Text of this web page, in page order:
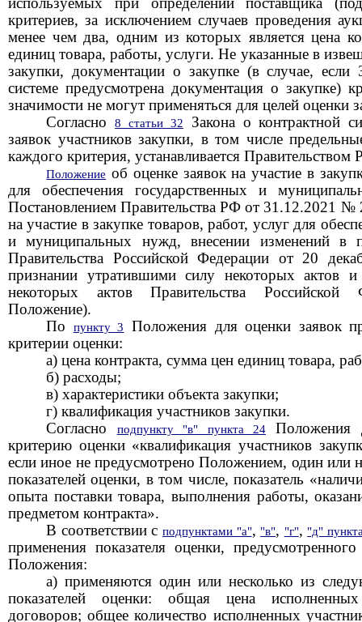
критериев, за исключением случаев проведения
менее чем два, одним из которых является цена
единиц товара, работы, услуги. Не указанные в
закупки, документации о закупке (в случае, если
системе предусмотрена документация о закупке)
значимости не могут применяться для целей оценки
Согласно8 статьи 32
Закона о контрактной
заявок участников закупки, в том числе
каждого критерия, устанавливается Правительством
Положение об оценке заявок на участие в
для обеспечения государственных и
Постановлением Правительства РФ от 31.12.2021 №
на участие в закупке товаров, работ, услуг для
и муниципальных нужд, внесении изменений в
Правительства Российской Федерации от 20
признании утратившими силу некоторых актов
некоторых актов Правительства
Положение).
По
пункту 3
Положения для оценки заявок
критерии оценки:
а) цена контракта, сумма цен единиц товара,
б) расходы;
в) характеристики объекта закупки;
г) квалификация участников закупки.
Согласно
подпункту "в" пункта 24Положения
критерию оценки «квалификация участников
если иное не предусмотрено Положением, один или
показателей оценки, в том числе, показатель
опыта поставки товара, выполнения работы,
предметом контракта».
В соответствии с подпунктами "а", "в", "г", "д"
применения показателя оценки,
Положения:
а) применяются один или несколько из
показателей оценки: общая цена
договоров; общее количество исполненных